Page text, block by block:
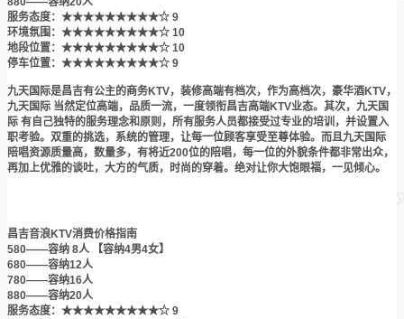
服务态度：★★★★★★★★★☆ 9
环境氛围：★★★★★★★★★☆ 10
地段位置：★★★★★★★★★☆ 10
停车位置：★★★★★★★★★☆ 9
九天国际是昌吉有公主的商务KTV，装修高端有档次，作为高档次，豪华酒KTV，
九天国际 当然定位高端，品质一流，一度领衔昌吉高端KTV业态。其次，九天国
际 有自己独特的服务理念和原则，所有服务人员都接受过专业的培训，并设置入
职考验。双重的挑选，系统的管理，让每一位顾客享受至尊体验。而且九天国际
陪唱资源质量高，数量多，有将近200位的陪唱，每一位的外貌条件都非常出众，
再加上优雅的谈吐，大方的气质，时尚的穿着。绝对让你大饱眼福，一见倾心。
昌吉音浪KTV消费价格指南
580——容纳 8人 【容纳4男4女】
680——容纳12人
780——容纳16人
880——容纳20人
服务态度：★★★★★★★★★☆ 9